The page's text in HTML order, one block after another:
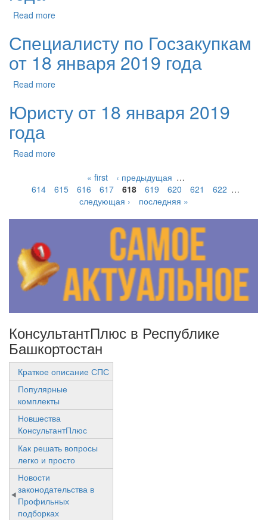
Read more
Специалисту по Госзакупкам
от 18 января 2019 года
Read more
Юристу от 18 января 2019
года
Read more
« first
‹ предыдущая …
614
615 616 617 618 619 620 621 622 …
следующая ›
последняя »
КонсультантПлюс в Республике
Башкортостан
Краткое описание СПС
Популярные
комплекты
Новшества
КонсультантПлюс
Как решать вопросы
легко и просто
Новости
законодательства в
Профильных
подборках